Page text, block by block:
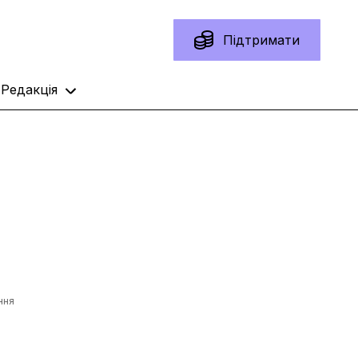
Підтримати
Редакція